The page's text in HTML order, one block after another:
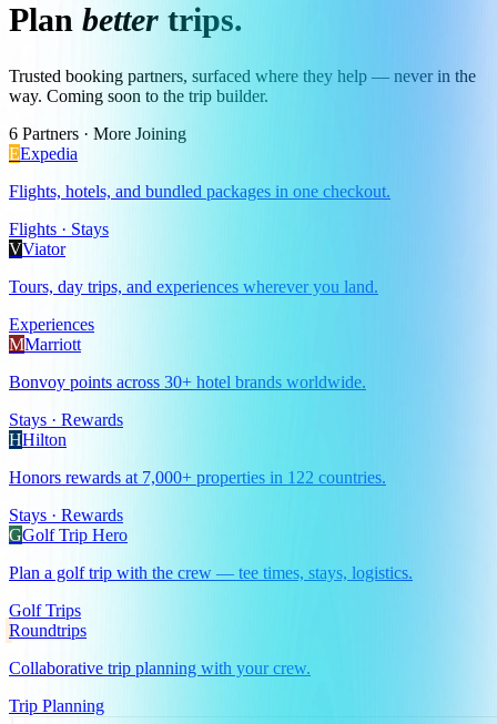
Plan better trips.
Trusted booking partners, surfaced where they help — never in the
way. Coming soon to the trip builder.
6 Partners · More Joining
EExpedia
Flights, hotels, and bundled packages in one checkout.
Flights · Stays
VViator
Tours, day trips, and experiences wherever you land.
Experiences
MMarriott
Bonvoy points across 30+ hotel brands worldwide.
Stays · Rewards
HHilton
Honors rewards at 7,000+ properties in 122 countries.
Stays · Rewards
GGolf Trip Hero
Plan a golf trip with the crew — tee times, stays, logistics.
Golf Trips
Roundtrips
Collaborative trip planning with your crew.
Trip Planning